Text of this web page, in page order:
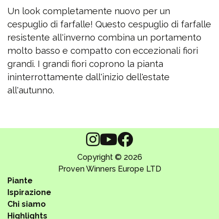
Un look completamente nuovo per un
cespuglio di farfalle! Questo cespuglio di farfalle
resistente all'inverno combina un portamento
molto basso e compatto con eccezionali fiori
grandi. I grandi fiori coprono la pianta
ininterrottamente dall'inizio dell'estate
all'autunno.
Copyright © 2026
Proven Winners Europe LTD
Piante
Ispirazione
Chi siamo
Highlights